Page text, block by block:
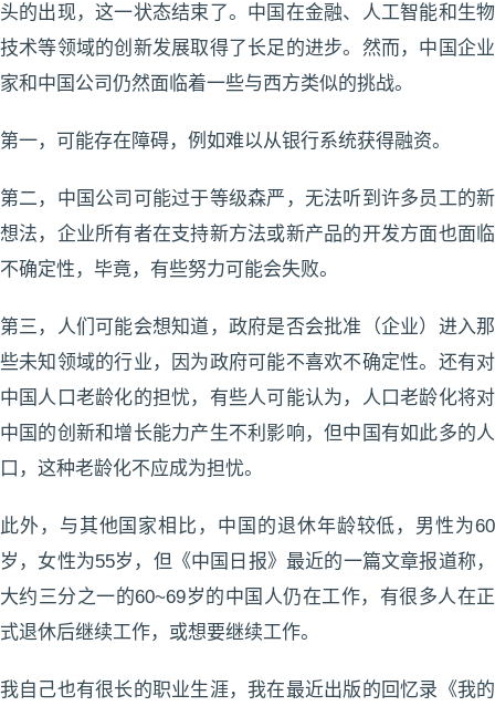
头的出现，这一状态结束了。中国在金融、人工智能和生物
技术等领域的创新发展取得了长足的进步。然而，中国企业
家和中国公司仍然面临着一些与西方类似的挑战。
第一，可能存在障碍，例如难以从银行系统获得融资。
第二，中国公司可能过于等级森严，无法听到许多员工的新
想法，企业所有者在支持新方法或新产品的开发方面也面临
不确定性，毕竟，有些努力可能会失败。
第三，人们可能会想知道，政府是否会批准（企业）进入那
些未知领域的行业，因为政府可能不喜欢不确定性。还有对
中国人口老龄化的担忧，有些人可能认为，人口老龄化将对
中国的创新和增长能力产生不利影响，但中国有如此多的人
口，这种老龄化不应成为担忧。
此外，与其他国家相比，中国的退休年龄较低，男性为60
岁，女性为55岁，但《中国日报》最近的一篇文章报道称，
大约三分之一的60~69岁的中国人仍在工作，有很多人在正
式退休后继续工作，或想要继续工作。
我自己也有很长的职业生涯，我在最近出版的回忆录《我的